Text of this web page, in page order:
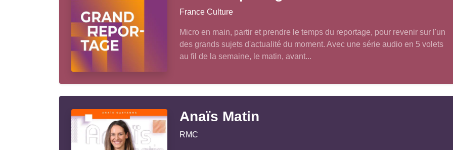
France Culture
Micro en main, partir et prendre le temps du reportage, pour revenir sur l'un
des grands sujets d'actualité du moment. Avec une série audio en 5 volets
au fil de la semaine, le matin, avant...
Anaïs Matin
RMC